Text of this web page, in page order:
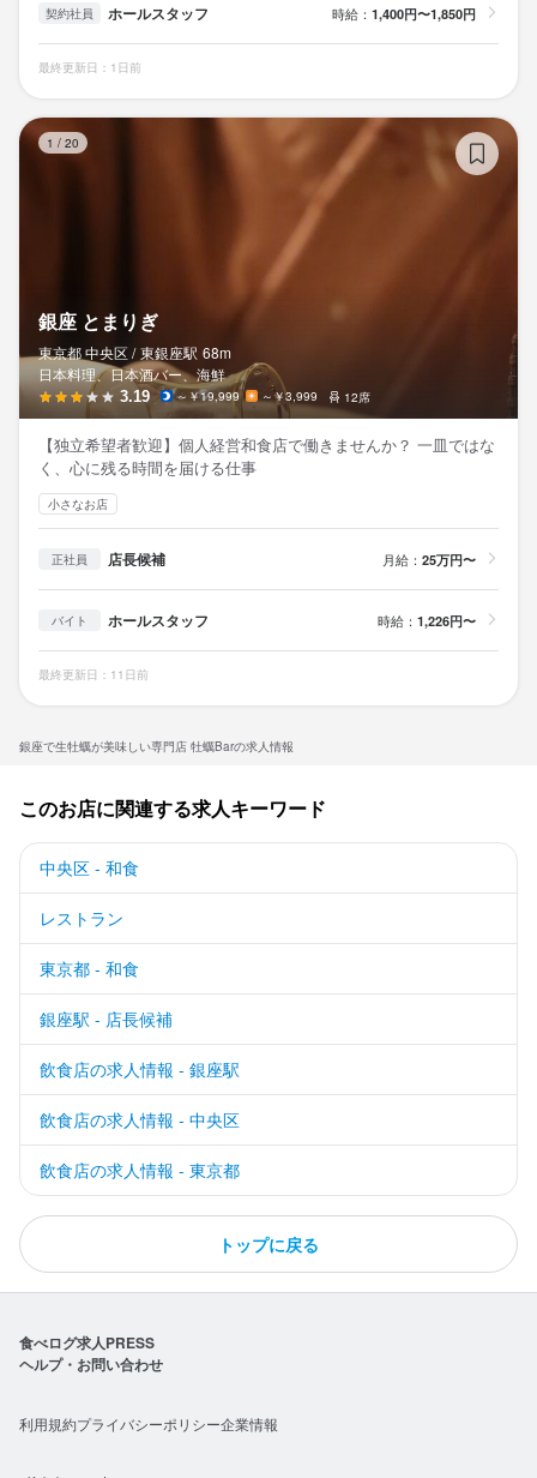
銀座で生牡蠣が美味しい専門店 牡蠣Barの求人情報
契約社員 ホールスタッフ 時給： 1,400円〜1,850円
最終更新日：1日前
1 / 20
銀座 とまりぎ
東京都 中央区 / 東銀座駅 68m
日本料理、日本酒バー、海鮮
3.19 ～￥19,999 ～￥3,999 12席
【独立希望者歓迎】個人経営和食店で働きませんか？ 一皿ではな
く、心に残る時間を届ける仕事
小さなお店
正社員 店長候補 月給： 25万円〜
バイト ホールスタッフ 時給： 1,226円〜
最終更新日：11日前
このお店に関連する求人キーワード
中央区 - 和食
レストラン
東京都 - 和食
銀座駅 - 店長候補
飲食店の求人情報 - 銀座駅
飲食店の求人情報 - 中央区
飲食店の求人情報 - 東京都
トップに戻る
食べログ求人PRESS
ヘルプ・お問い合わせ
利用規約プライバシーポリシー企業情報